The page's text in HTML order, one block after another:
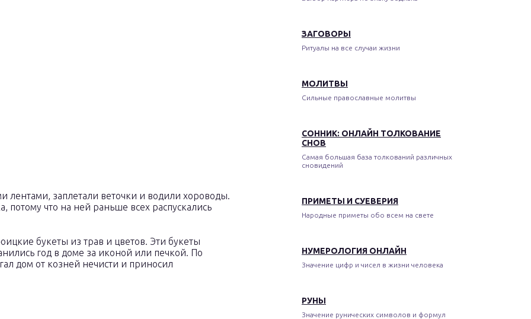
заплетали веточки и водили хороводы.
потому что на ней раньше всех распускались
букеты из трав и цветов. Эти букеты
год в доме за иконой или печкой. По
дом от козней нечисти и приносил
ЗАГОВОРЫ
Ритуалы на все случаи жизни
МОЛИТВЫ
Сильные православные молитвы
СОННИК: ОНЛАЙН ТОЛКОВАНИЕ
СНОВ
Самая большая база толкований различных
сновидений
ПРИМЕТЫ И СУЕВЕРИЯ
Народные приметы обо всем на свете
НУМЕРОЛОГИЯ ОНЛАЙН
Значение цифр и чисел в жизни человека
РУНЫ
Значение рунических символов и формул